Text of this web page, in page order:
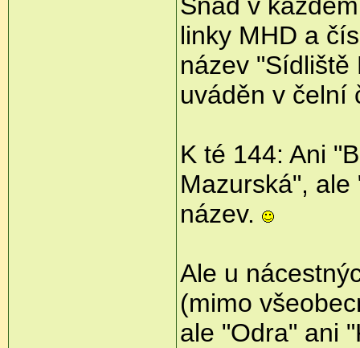
linky MHD a
název "Sídliště
uváděn v čelní
K té 144: Ani
Mazurská",
název.
Ale u
(mimo
ale "Odra" ani